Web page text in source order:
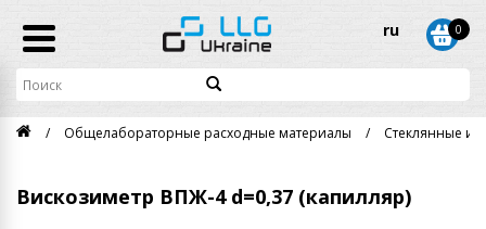
ru 0
Общелабораторные расходные материалы Стеклянные
Вискозиметр ВПЖ-4 d=0,37 (капилляр)